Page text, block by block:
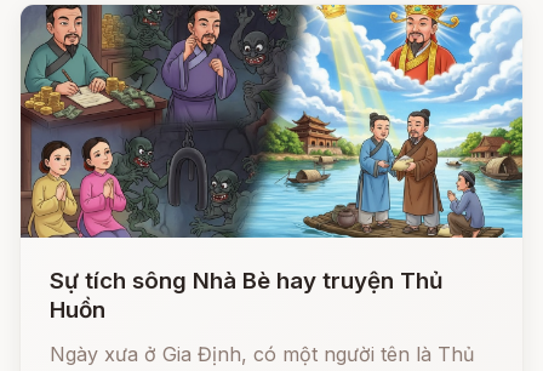
Sự tích sông Nhà Bè hay truyện Thủ
Huồn
Ngày xưa ở Gia Định, có một người tên là Thủ